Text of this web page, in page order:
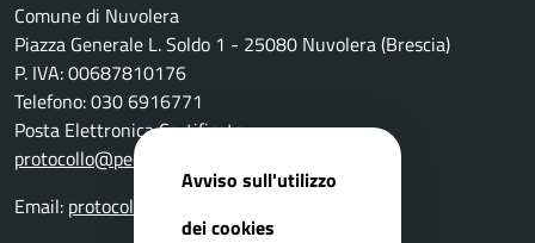
Comune di Nuvolera
Piazza Generale L. Soldo 1 - 25080 Nuvolera (Brescia)
P. IVA: 00687810176
Telefono: 030 6916771
Posta Elettronica Certificata:
protocollo@pec.comune.nuvolera.bs.it
Email: protocollo@comune.nuvolera.bs.it
Avviso sull'utilizzo
dei cookies